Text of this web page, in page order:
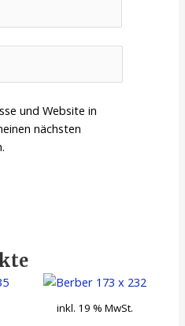
und Website in
nächsten
inkl. 19 % MwSt.